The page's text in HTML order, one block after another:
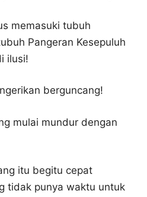
memasuki tubuh
Pangeran Kesepuluh
ilusi!
berguncang!
mulai mundur dengan
itu begitu cepat
tidak punya waktu untuk